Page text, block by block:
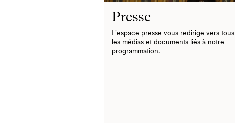
Presse
L'espace presse vous redirige vers tous
les médias et documents liés à notre
programmation.